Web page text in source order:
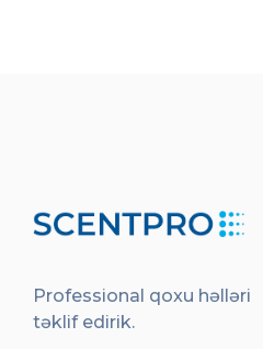
Professional qoxu həlləri
təklif edirik.